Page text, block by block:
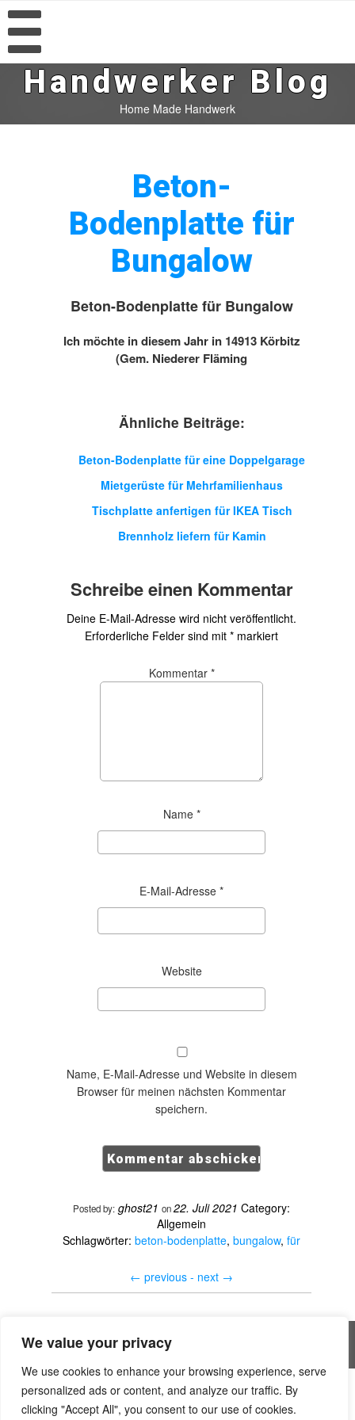
We value your privacy
We use cookies to enhance your browsing experience, serve
personalized ads or content, and analyze our traffic. By
clicking "Accept All", you consent to our use of cookies.
Handwerker Blog
Home Made Handwerk
Beton-
Bodenplatte für
Bungalow
Beton-Bodenplatte für Bungalow
Ich möchte in diesem Jahr in 14913 Körbitz
(Gem. Niederer Fläming
Ähnliche Beiträge:
Beton-Bodenplatte für eine Doppelgarage
Mietgerüste für Mehrfamilienhaus
Tischplatte anfertigen für IKEA Tisch
Brennholz liefern für Kamin
Schreibe einen Kommentar
Deine E-Mail-Adresse wird nicht veröffentlicht.
Erforderliche Felder sind mit * markiert
Kommentar *
Name *
E-Mail-Adresse *
Website
Name, E-Mail-Adresse und Website in diesem
Browser für meinen nächsten Kommentar
speichern.
Posted by: ghost21 on22. Juli 2021 Category:
Allgemein
Schlagwörter: beton-bodenplatte, bungalow, für
← previous - next →
All rights reserved © Handwerker Blog
is.gd/hSuati Create a website for free | Huicopper